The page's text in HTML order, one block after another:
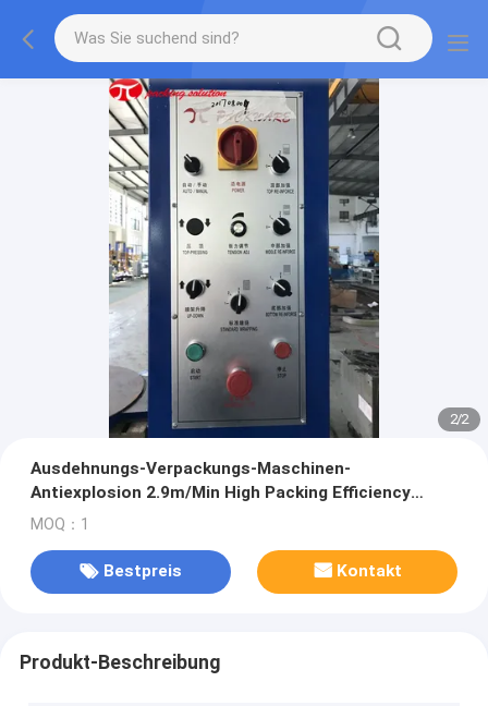
2/2
Ausdehnungs-Verpackungs-Maschinen-
Antiexplosion 2.9m/Min High Packing Efficiency
Automatic
MOQ：1
Bestpreis Kontakt
Produkt-Beschreibung